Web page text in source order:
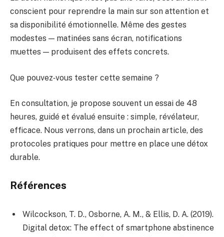
conscient pour reprendre la main sur son attention et
sa disponibilité émotionnelle. Même des gestes
modestes — matinées sans écran, notifications
muettes — produisent des effets concrets.
Que pouvez‑vous tester cette semaine ?
En consultation, je propose souvent un essai de 48
heures, guidé et évalué ensuite : simple, révélateur,
efficace. Nous verrons, dans un prochain article, des
protocoles pratiques pour mettre en place une détox
durable.
Références
Wilcockson, T. D., Osborne, A. M., & Ellis, D. A. (2019).
Digital detox: The effect of smartphone abstinence